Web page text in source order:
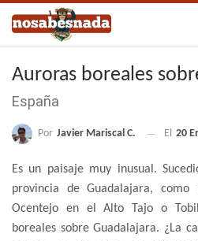
Auroras boreales
España
Por Javier Mariscal C. El 20
Es un paisaje muy inusual.
provincia de Guadalajara, como
Ocentejo en el Alto Tajo o
boreales sobre Guadalajara. ¿La